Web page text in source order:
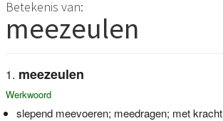
Betekenis van:
meezeulen
meezeulen
Werkwoord
slepend meevoeren; meedragen; met